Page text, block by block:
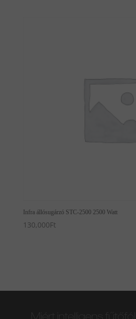
Infra állósugárzó STC-2500 2500 Watt
130,000Ft